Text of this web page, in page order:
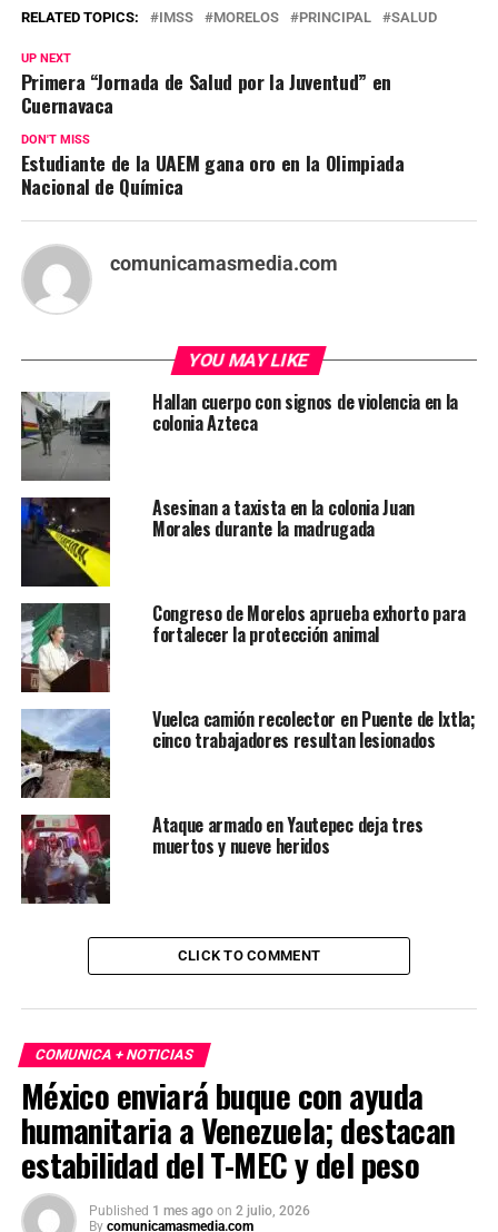
RELATED TOPICS: IMSS MORELOS PRINCIPAL SALUD
UP NEXT
Primera “Jornada de Salud por la Juventud” en
Cuernavaca
DON'T MISS
Estudiante de la UAEM gana oro en la Olimpiada
Nacional de Química
comunicamasmedia.com
YOU MAY LIKE
Hallan cuerpo con signos de violencia en la
colonia Azteca
Asesinan a taxista en la colonia Juan
Morales durante la madrugada
Congreso de Morelos aprueba exhorto para
fortalecer la protección animal
Vuelca camión recolector en Puente de Ixtla;
cinco trabajadores resultan lesionados
Ataque armado en Yautepec deja tres
muertos y nueve heridos
CLICK TO COMMENT
COMUNICA + NOTICIAS
México enviará buque con ayuda
humanitaria a Venezuela; destacan
estabilidad del T-MEC y del peso
Published 1 mes ago on 2 julio, 2026
By comunicamasmedia.com